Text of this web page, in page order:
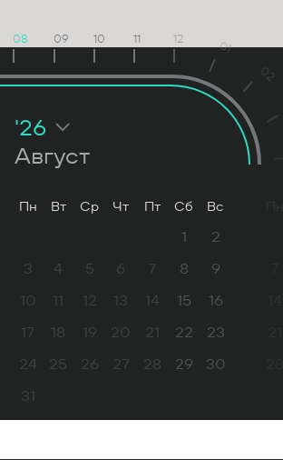
08 09 10 11 12 01
02
Август
'26
Пн Вт Ср Чт Пт Сб Вс
1
2
3
4 5 6 7 8
9
10
11 12 13 14 15
16
17
18 19 20 21 22
23
24
25 26 27 28 29
30
31